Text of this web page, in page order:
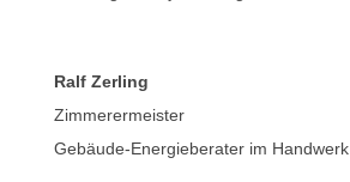
Ralf Zerling
Zimmerermeister
Gebäude-Energieberater im Handwerk